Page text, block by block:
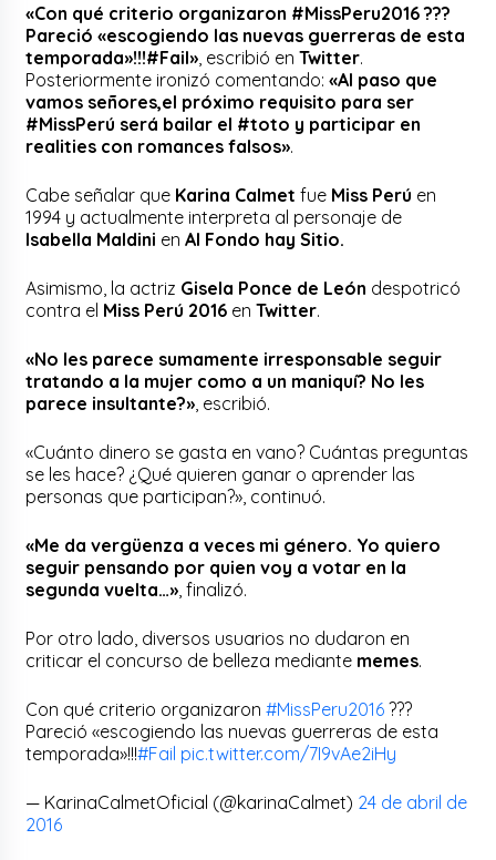
«Con qué criterio organizaron #MissPeru2016 ???
Pareció «escogiendo las nuevas guerreras de esta
temporada»!!!#Fail» , escribió enTwitter.
Posteriormente ironizó comentando:«Al paso que
vamos señores,el próximo requisito para ser
#MissPerú será bailar el #toto y participar en
realities con romances falsos».
Cabe señalar que Karina Calmet fue Miss Perú en
1994 y actualmente interpreta al personaje de
Isabella Maldini en Al Fondo hay Sitio.
Asimismo, la actriz Gisela Ponce de León despotricó
contra el Miss Perú 2016 enTwitter.
«No les parece sumamente irresponsable seguir
tratando a la mujer como a un maniquí? No les
parece insultante?» , escribió.
«Cuánto dinero se gasta en vano? Cuántas preguntas
se les hace? ¿Qué quieren ganar o aprender las
personas que participan?», continuó.
«Me da vergüenza a veces mi género. Yo quiero
seguir pensando por quien voy a votar en la
segunda vuelta…» , finalizó.
Por otro lado, diversos usuarios no dudaron en
criticar el concurso de belleza mediante memes.
Con qué criterio organizaron#MissPeru2016 ???
Pareció «escogiendo las nuevas guerreras de esta
temporada»!!!#Fail pic.twitter.com/7I9vAe2iHy
— KarinaCalmetOficial (@karinaCalmet) 24 de abril de
2016